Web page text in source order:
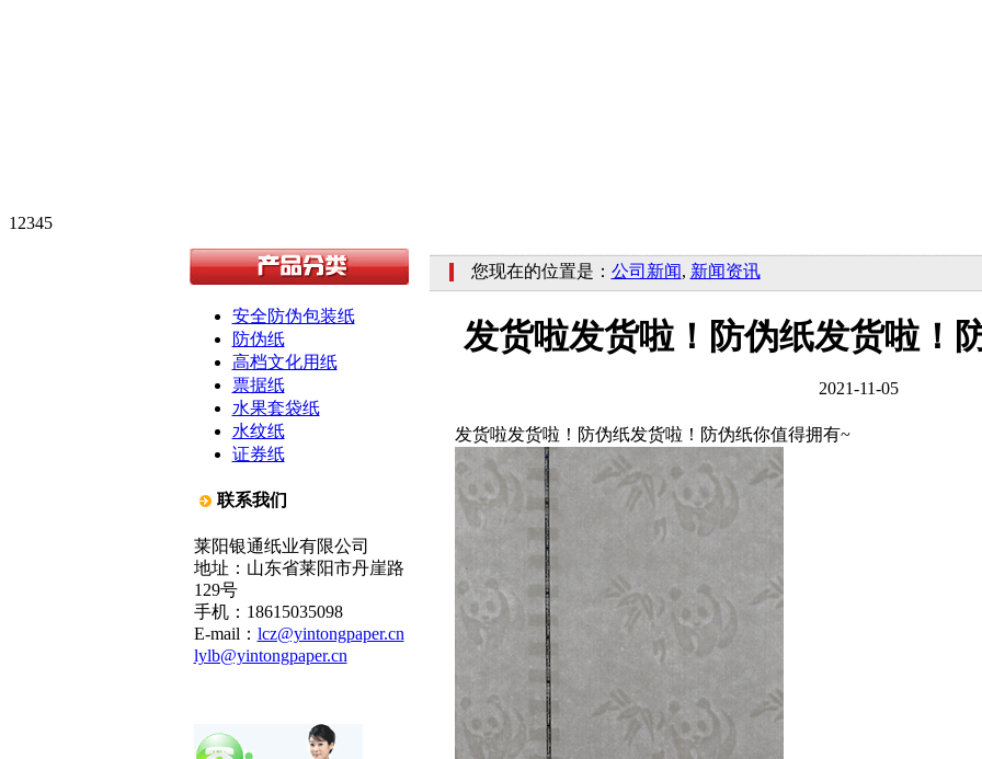
1 2345
安全防伪包装纸
防伪纸
高档文化用纸
票据纸
水果套袋纸
水纹纸
证券纸
联系我们
莱阳银通纸业有限公司
地址：山东省莱阳市丹崖路
129号
手机：18615035098
E-mail： lcz@yintongpaper.cn
lylb@yintongpaper.cn
您现在的位置是： 公司新闻, 新闻资讯
发货啦发货啦！防伪纸发货啦！
2021-11-05
​发货啦发货啦！防伪纸发货啦！防伪纸你值得拥有~